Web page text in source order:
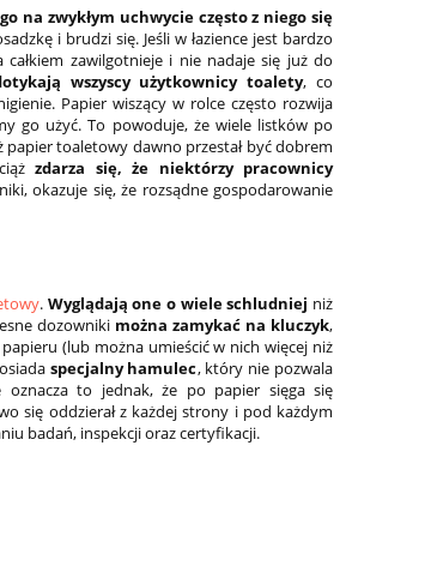
na zwykłym uchwycie często z niego się
i brudzi się. Jeśli w łazience jest bardzo
całkiem zawilgotnieje i nie nadaje się już do
wszyscy użytkownicy toalety, co
Papier wiszący w rolce często rozwija
go użyć. To powoduje, że wiele listków po
papier toaletowy dawno przestał być dobrem
zdarza się, że niektórzy pracownicy
okazuje się, że rozsądne gospodarowanie
. Wyglądają one o wiele schludniej niż
dozowniki można zamykać na kluczyk,
(lub można umieścić w nich więcej niż
specjalny hamulec, który nie pozwala
oznacza to jednak, że po papier sięga się
się oddzierał z każdej strony i pod każdym
badań, inspekcji oraz certyfikacji.